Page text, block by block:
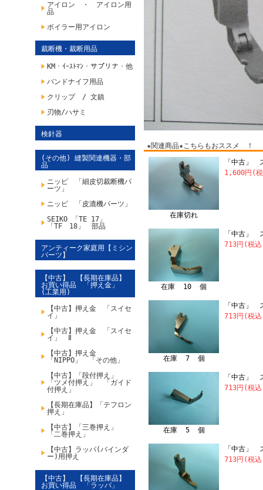
アイロン ・ アイロン用
品
ボイラー用アイロン
裁断機・裁断用品
KM・ｲｰｽﾄﾏﾝ・サプリナ・他
バンドナイフ用品
クリップ / 文鎮
刃物/ハサミ
検針器
(その他) 縫製関連機器・部
品
ニッピ 「細皮切裁断機パ
ーツ」
ニッピ 「皮漉機パーツ」
SEIKO 「TE 17」
「TF 18」 部品
アンティーク家庭用【ミシン
パーツ】
【中古】 【長期在庫品】
お買い得品 「押え金」
(工業用)
【中古】押え金 「スイセ
イ」
【中古】押え金 「スイセ
イ」 Ⅱ
【中古】押え金
「NIPPO」 「その他」
【中古】「段付押え」
「ツメ付押え」 「ガイド
付押え」
【長期在庫品】「テフロン
押え」
【中古】「三巻押え」
「二巻押え」
【中古】ラッパ(バインダ
ー)用押え
【中古】 【長期在庫品】
お買い得品 「ラッパ」
★関連商品★こちらもおススメ ！
在庫切れ
「中古」
1,600円(
在庫 10 個
「中古」
713円(税
在庫 7 個
「中古」
713円(税
在庫 5 個
「中古」
713円(税
「中古」
713円(税